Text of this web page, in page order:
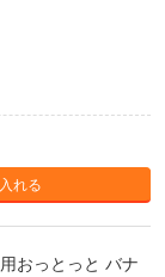
れる
おっとっと バナ